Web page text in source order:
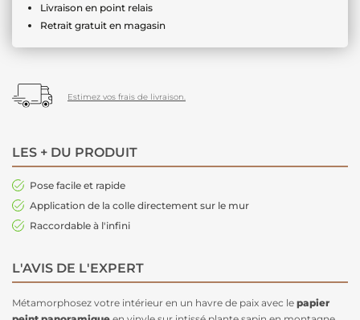
Livraison en point relais
Retrait gratuit en magasin
Estimez vos frais de livraison.
LES + DU PRODUIT
Pose facile et rapide
Application de la colle directement sur le mur
Raccordable à l'infini
L'AVIS DE L'EXPERT
Métamorphosez votre intérieur en un havre de paix avec le papier